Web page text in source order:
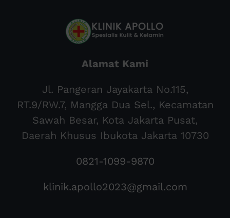
Alamat Kami
Jl. Pangeran Jayakarta No.115,
RT.9/RW.7, Mangga Dua Sel., Kecamatan
Sawah Besar, Kota Jakarta Pusat,
Daerah Khusus Ibukota Jakarta 10730
0821-1099-9870
klinik.apollo2023@gmail.com